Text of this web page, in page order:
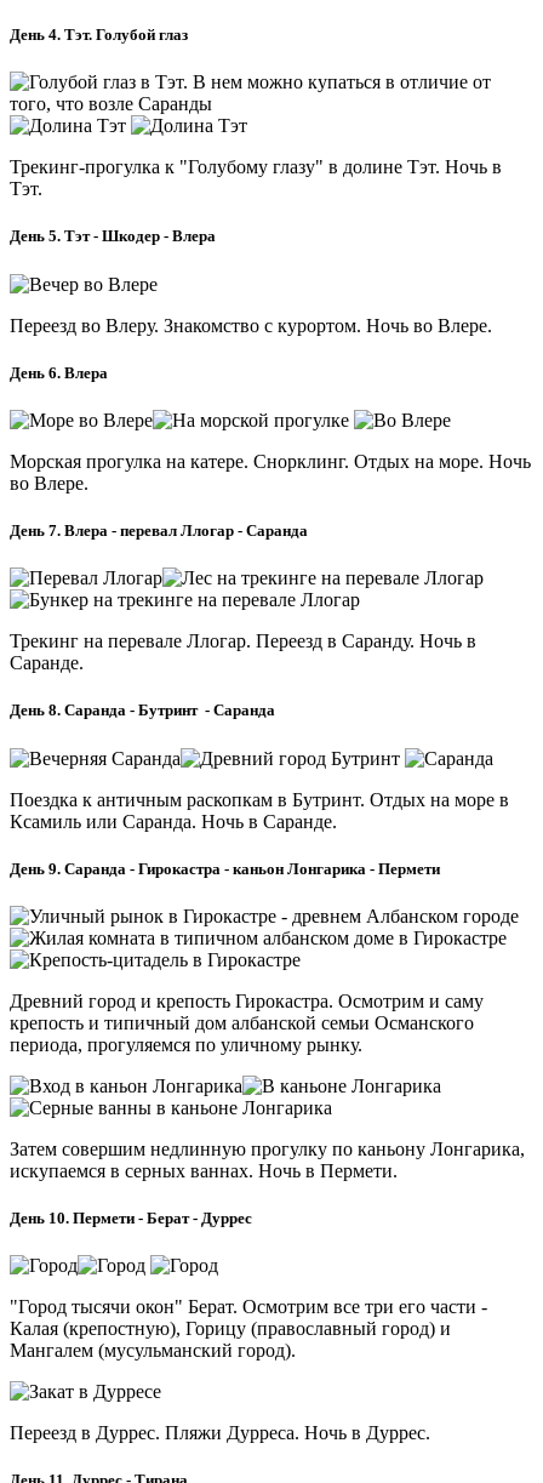
День 4. Тэт. Голубой глаз
Трекинг-прогулка к "Голубому глазу" в долине Тэт. Ночь в
Тэт.
День 5. Тэт - Шкодер - Влера
Переезд во Влеру. Знакомство с курортом. Ночь во Влере.
День 6. Влера
Морская прогулка на катере. Снорклинг. Отдых на море. Ночь
во Влере.
День 7. Влера - перевал Ллогар - Саранда
Трекинг на перевале Ллогар. Переезд в Саранду. Ночь в
Саранде.
День 8. Саранда - Бутринт - Саранда
Поездка к античным раскопкам в Бутринт. Отдых на море в
Ксамиль или Саранда. Ночь в Саранде.
День 9. Саранда - Гирокастра - каньон Лонгарика - Пермети
Древний город и крепость Гирокастра. Осмотрим и саму
крепость и типичный дом албанской семьи Османского
периода, прогуляемся по уличному рынку.
Затем совершим недлинную прогулку по каньону Лонгарика,
искупаемся в серных ваннах. Ночь в Пермети.
День 10. Пермети - Берат - Дуррес
"Город тысячи окон" Берат. Осмотрим все три его части -
Калая (крепостную), Горицу (православный город) и
Мангалем (мусульманский город).
Переезд в Дуррес. Пляжи Дурреса. Ночь в Дуррес.